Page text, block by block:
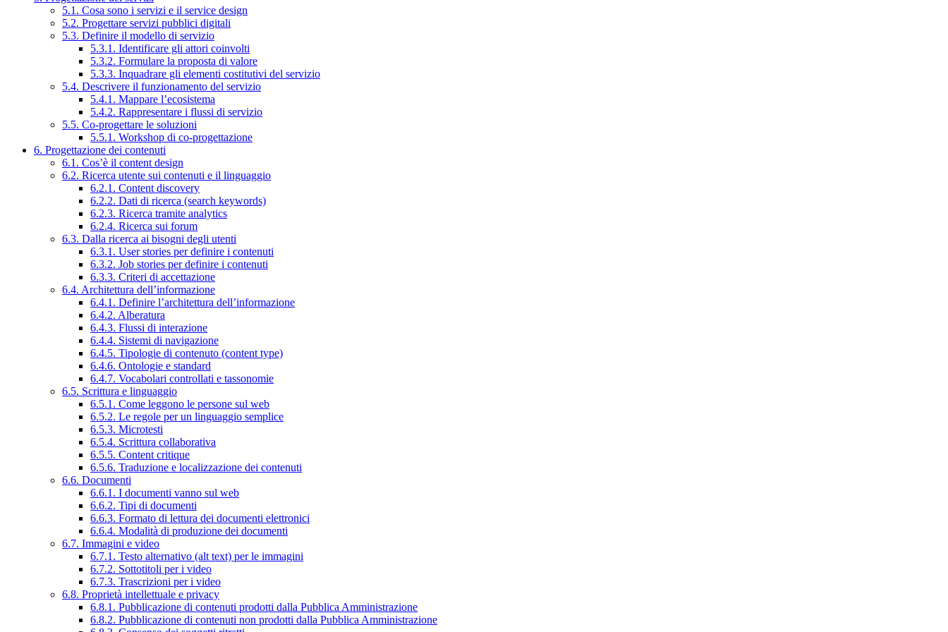
5.1. Cosa sono i servizi e il service design
5.2. Progettare servizi pubblici digitali
5.3. Definire il modello di servizio
5.3.1. Identificare gli attori coinvolti
5.3.2. Formulare la proposta di valore
5.3.3. Inquadrare gli elementi costitutivi del servizio
5.4. Descrivere il funzionamento del servizio
5.4.1. Mappare l’ecosistema
5.4.2. Rappresentare i flussi di servizio
5.5. Co-progettare le soluzioni
5.5.1. Workshop di co-progettazione
6. Progettazione dei contenuti
6.1. Cos’è il content design
6.2. Ricerca utente sui contenuti e il linguaggio
6.2.1. Content discovery
6.2.2. Dati di ricerca (search keywords)
6.2.3. Ricerca tramite analytics
6.2.4. Ricerca sui forum
6.3. Dalla ricerca ai bisogni degli utenti
6.3.1. User stories per definire i contenuti
6.3.2. Job stories per definire i contenuti
6.3.3. Criteri di accettazione
6.4. Architettura dell’informazione
6.4.1. Definire l’architettura dell’informazione
6.4.2. Alberatura
6.4.3. Flussi di interazione
6.4.4. Sistemi di navigazione
6.4.5. Tipologie di contenuto (content type)
6.4.6. Ontologie e standard
6.4.7. Vocabolari controllati e tassonomie
6.5. Scrittura e linguaggio
6.5.1. Come leggono le persone sul web
6.5.2. Le regole per un linguaggio semplice
6.5.3. Microtesti
6.5.4. Scrittura collaborativa
6.5.5. Content critique
6.5.6. Traduzione e localizzazione dei contenuti
6.6. Documenti
6.6.1. I documenti vanno sul web
6.6.2. Tipi di documenti
6.6.3. Formato di lettura dei documenti elettronici
6.6.4. Modalità di produzione dei documenti
6.7. Immagini e video
6.7.1. Testo alternativo (alt text) per le immagini
6.7.2. Sottotitoli per i video
6.7.3. Trascrizioni per i video
6.8. Proprietà intellettuale e privacy
6.8.1. Pubblicazione di contenuti prodotti dalla Pubblica Amministrazione
6.8.2. Pubblicazione di contenuti non prodotti dalla Pubblica Amministrazione